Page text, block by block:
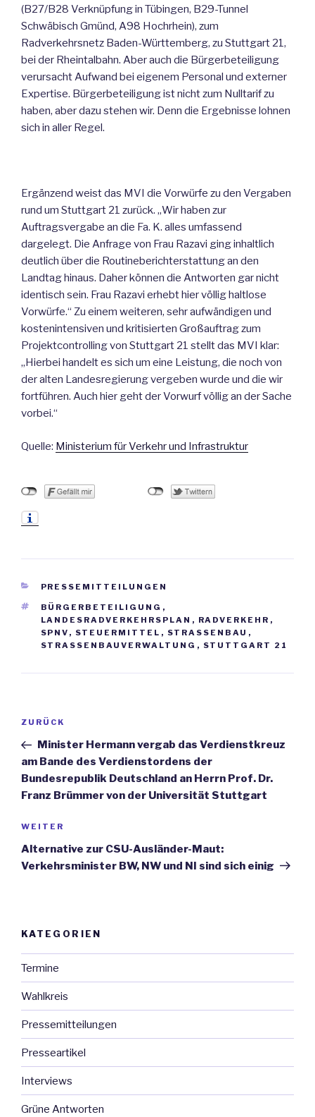
(B27/B28 Verknüpfung in Tübingen, B29-Tunnel
Schwäbisch Gmünd, A98 Hochrhein), zum
Radverkehrsnetz Baden-Württemberg, zu Stuttgart 21,
bei der Rheintalbahn. Aber auch die Bürgerbeteiligung
verursacht Aufwand bei eigenem Personal und externer
Expertise. Bürgerbeteiligung ist nicht zum Nulltarif zu
haben, aber dazu stehen wir. Denn die Ergebnisse lohnen
sich in aller Regel.
Ergänzend weist das MVI die Vorwürfe zu den Vergaben
rund um Stuttgart 21 zurück. „Wir haben zur
Auftragsvergabe an die Fa. K. alles umfassend
dargelegt. Die Anfrage von Frau Razavi ging inhaltlich
deutlich über die Routineberichterstattung an den
Landtag hinaus. Daher können die Antworten gar nicht
identisch sein. Frau Razavi erhebt hier völlig haltlose
Vorwürfe.“ Zu einem weiteren, sehr aufwändigen und
kostenintensiven und kritisierten Großauftrag zum
Projektcontrolling von Stuttgart 21 stellt das MVI klar:
„Hierbei handelt es sich um eine Leistung, die noch von
der alten Landesregierung vergeben wurde und die wir
fortführen. Auch hier geht der Vorwurf völlig an der Sache
vorbei.“
Quelle: Ministerium für Verkehr und Infrastruktur
KATEGORIEN
PRESSEMITTEILUNGEN
SCHLAGWÖRTER
BÜRGERBETEILIGUNG ,
LANDESRADVERKEHRSPLAN , RADVERKEHR ,
SPNV , STEUERMITTEL , STRASSENBAU ,
STRASSENBAUVERWALTUNG
, STUTTGART 21
Beitrags-
Vorheriger
Beitrag
ZURÜCK
Minister Hermann vergab das Verdienstkreuz
am Bande des Verdienstordens der
Bundesrepublik Deutschland an Herrn Prof. Dr.
Franz Brümmer von der Universität Stuttgart
Nächster
Beitrag
WEITER
Alternative zur CSU-Ausländer-Maut:
Verkehrsminister BW, NW und NI sind sich einig
KATEGORIEN
Termine
Wahlkreis
Pressemitteilungen
Presseartikel
Interviews
Grüne Antworten